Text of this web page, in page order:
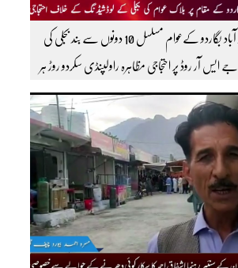
سکردو بگاردو ،قمراہ، شکور آباد بگاردو کےعوام مسلسل 10 دونوں سے بند بجلی کی
آر روڈ پر احتجاجی مظاہرہ راولپنڈی سکردو روڑ ہر
مزید اپڈیٹس کے لیے ہمارے یوٹیوب چینل کو